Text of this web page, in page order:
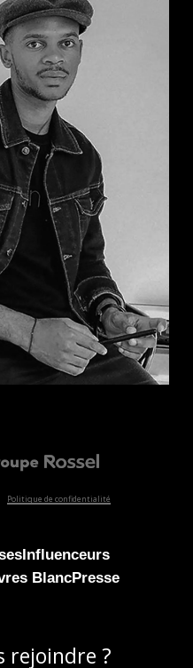
Politique de confidentialité
Influenceurs
BlancPresse
rejoindre ?